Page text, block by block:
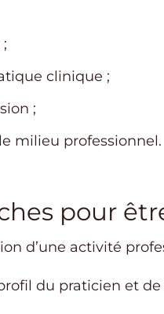
clinique ;
;
milieu professionnel.
pour
d’une activité
du praticien et de